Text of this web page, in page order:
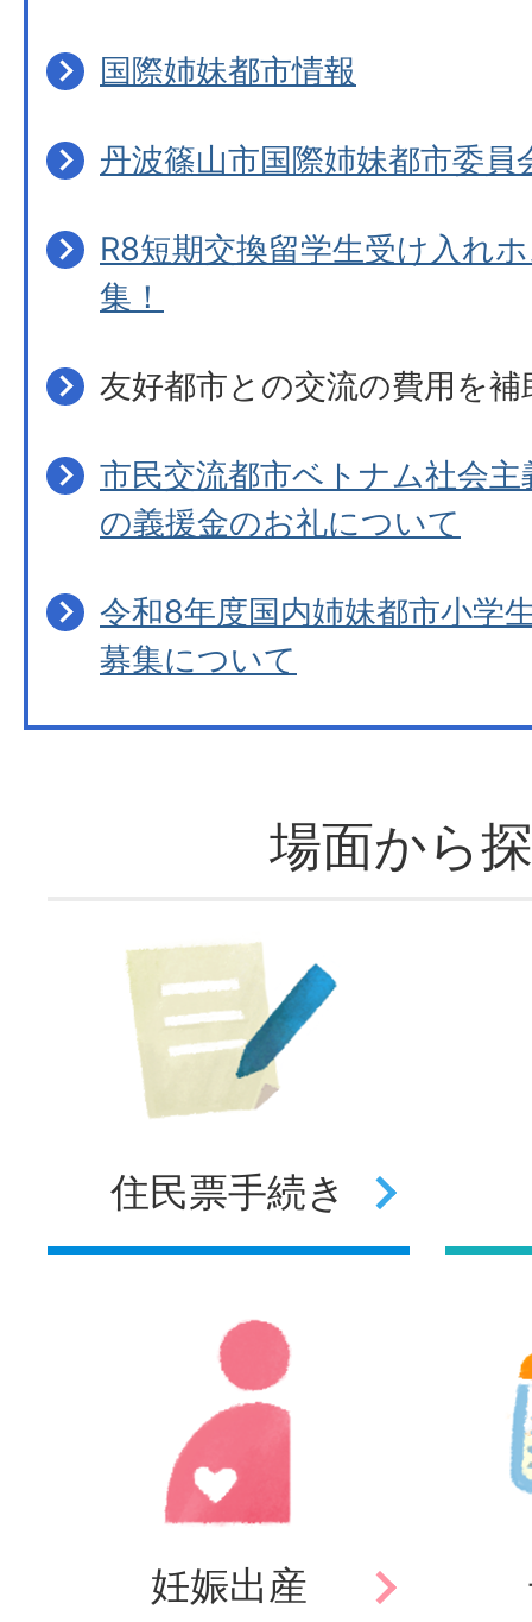
国際姉妹都市情報
丹波篠山市国際姉妹都市委員
R8短期交換留学生受け入れ
集！
友好都市との交流の費用を
市民交流都市ベトナム社会
の義援金のお礼について
令和8年度国内姉妹都市小学
募集について
場面から
住民票手続き
妊娠出産